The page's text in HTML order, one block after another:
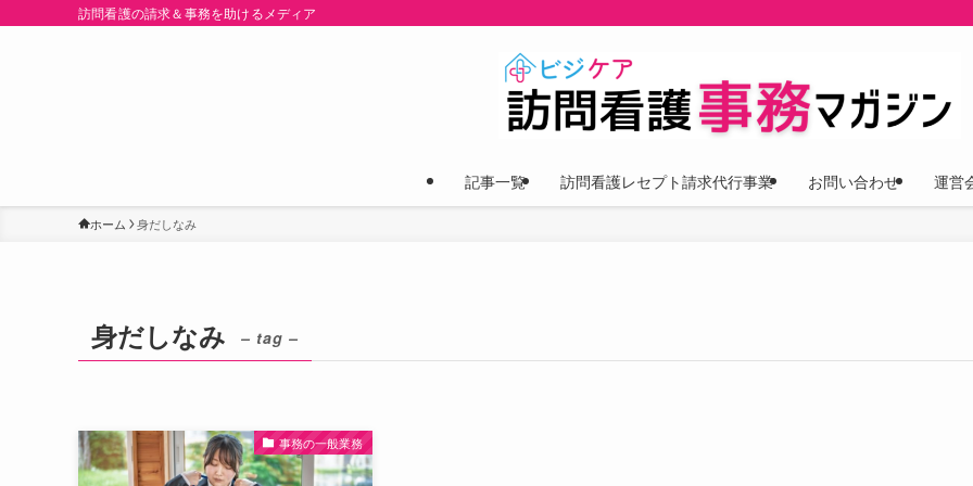
訪問看護の請求＆事務を助けるメディア
記事一覧 訪問看護レセプト請求代行事業 お問い合わせ 運営
ホーム 身だしなみ
身だしなみ – tag –
事務の一般業務